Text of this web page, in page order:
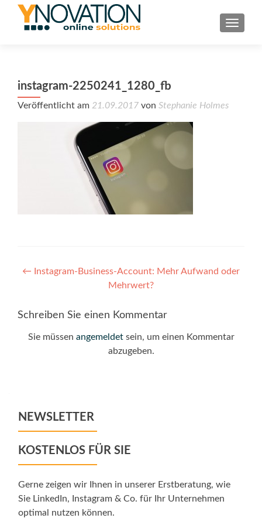
instagram-2250241_1280_fb
Veröffentlicht am 21.09.2017 von Stephanie Holmes
Post
← Instagram-Business-Account: Mehr Aufwand oder
Mehrwert?
Schreiben Sie einen Kommentar
Sie müssen angemeldetsein, um einen Kommentar
abzugeben.
NEWSLETTER
KOSTENLOS FÜR SIE
Gerne zeigen wir Ihnen in unserer Erstberatung, wie
Sie LinkedIn, Instagram & Co. für Ihr Unternehmen
optimal nutzen können.